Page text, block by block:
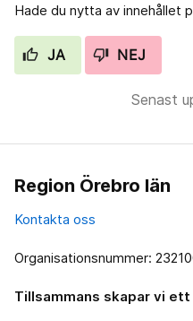
Hade du nytta av innehållet
JA NEJ
Senast
Region Örebro län
Kontakta oss
Organisationsnummer:
Tillsammans skapar vi